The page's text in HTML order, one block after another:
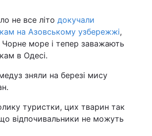
Війна
Наука
не все літо докучали
на Азовському узбережжі,
море і тепер заважають
в Одесі.
зняли на березі мису
туристки, цих тварин так
відпочивальники не можуть